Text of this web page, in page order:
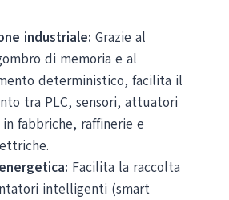
industriale: Grazie al
di memoria e al
deterministico, facilita il
tra PLC, sensori, attuatori
fabbriche, raffinerie e
Facilita la raccolta
intelligenti (smart